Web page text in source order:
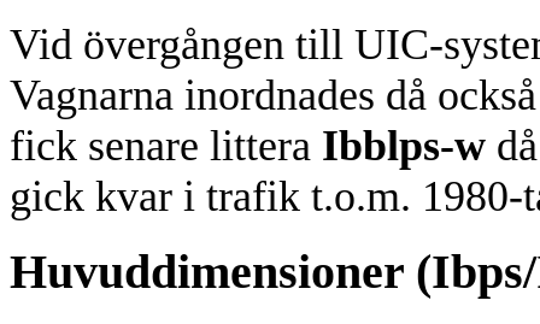
Vid övergången till UIC-
Vagnarna inordnades då
fick senare littera Ibblps-w
gick kvar i trafik t.o.m. 1980-
Huvuddimensioner